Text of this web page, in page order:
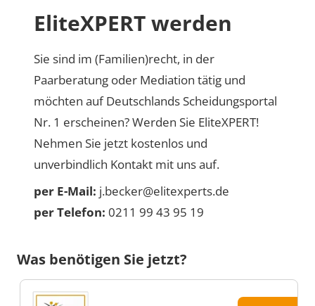
EliteXPERT werden
Sie sind im (Familien)recht, in der
Paarberatung oder Mediation tätig und
möchten auf Deutschlands Scheidungsportal
Nr. 1 erscheinen? Werden Sie EliteXPERT!
Nehmen Sie jetzt kostenlos und
unverbindlich Kontakt mit uns auf.
per E-Mail: j.becker@elitexperts.de
per Telefon: 0211 99 43 95 19
Was benötigen Sie jetzt?